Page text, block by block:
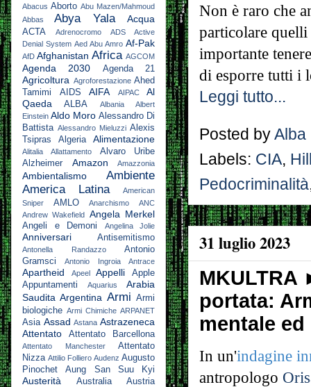
Non è raro che
particolare
importante
di esporre tutti i
Leggi tutto...
Posted by Alba
Labels: CIA,
Pedocriminalità
31 luglio 2023
portata:
mentale
In un'indagine
antropologo
Abacus Aborto Abu Mazen/Mahmoud
Abbas
Abya Yala Acqua
ACTA Adrenocromo
ADS Active
Denial System Aed Abu Amro Af-Pak
AfD Afghanistan Africa AGCOM
Agenda 2030 Agenda 21
Agricoltura Agroforestazione Ahed
Tamimi
AIDS AIFA AIPAC
Al
Qaeda
ALBA Albania
Albert
Einstein Aldo Moro Alessandro Di
Battista Alessandro Mieluzzi Alexis
Tsipras
Algeria Alimentazione
Alitalia Allattamento
Alvaro Uribe
Alzheimer
Amazon Amazzonia
Ambientalismo
Ambiente
America Latina
American
Sniper
AMLO Anarchismo
ANC
Andrew Wakefield Angela Merkel
Angeli e Demoni Angelina Jolie
Anniversari Antisemitismo
Antonella Randazzo
Antonio
Gramsci
Antonio Ingroia Antrace
Apartheid Apeel Appelli
Apple
Appuntamenti
Aquarius
Arabia
Saudita Argentina Armi Armi
biologiche Armi Chimiche ARPANET
Asia Assad Astana Astrazeneca
Attentato
Attentato Barcellona
Attentato Manchester
Attentato
Nizza Attilio Folliero Audenz Augusto
Pinochet
Aung San Suu Kyi
Austerità Australia
Austria